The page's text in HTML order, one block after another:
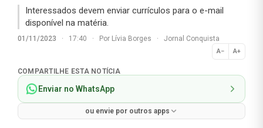
Interessados devem enviar currículos para o e-mail
disponível na matéria.
01/11/2023 · 17:40 · Por Lívia Borges · Jornal Conquista
A− A+
Normal
COMPARTILHE ESTA NOTÍCIA
Enviar no WhatsApp
ou envie por outros apps